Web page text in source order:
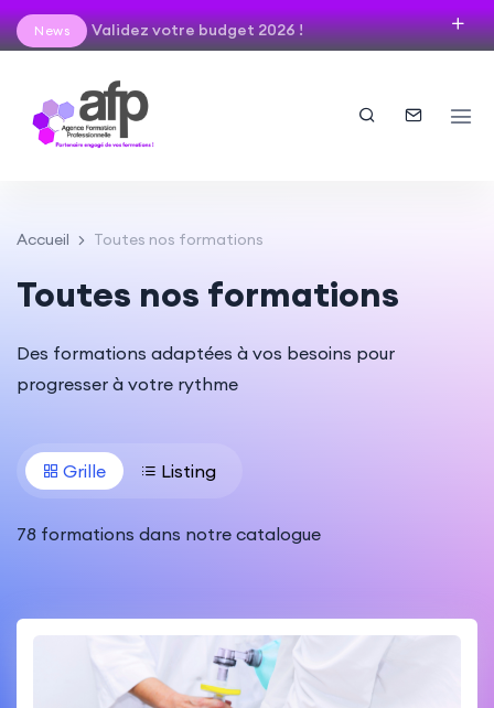
News Validez votre budget 2026 !
Accueil Toutes nos formations
Toutes nos formations
Des formations adaptées à vos besoins pour
progresser à votre rythme
Grille Listing
78 formations dans notre catalogue